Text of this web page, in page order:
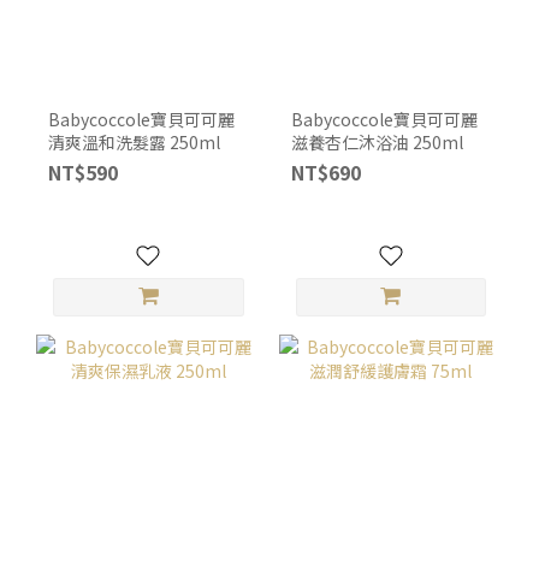
Babycoccole寶貝可可麗
清爽溫和洗髮露 250ml
NT$590
Babycoccole寶貝可可麗
滋養杏仁沐浴油 250ml
NT$690